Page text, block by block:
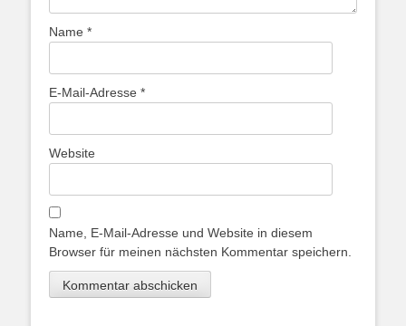
Name *
E-Mail-Adresse *
Website
Name, E-Mail-Adresse und Website in diesem
Browser für meinen nächsten Kommentar speichern.